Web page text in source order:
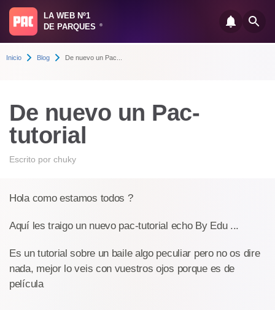
LA WEB Nº1
DE PARQUES
®
Inicio Blog De nuevo un Pac...
De nuevo un Pac-
tutorial
Escrito por chuky
Hola como estamos todos ?
Aquí les traigo un nuevo pac-tutorial echo By Edu ...
Es un tutorial sobre un baile algo peculiar pero no os dire
nada, mejor lo veis con vuestros ojos porque es de
película